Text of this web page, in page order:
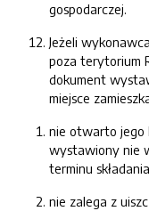
gospodarczej.
Jeżeli
poza terytorium
dokument
miejsce
nie otwarto jego
wystawiony nie
terminu
nie zalega z